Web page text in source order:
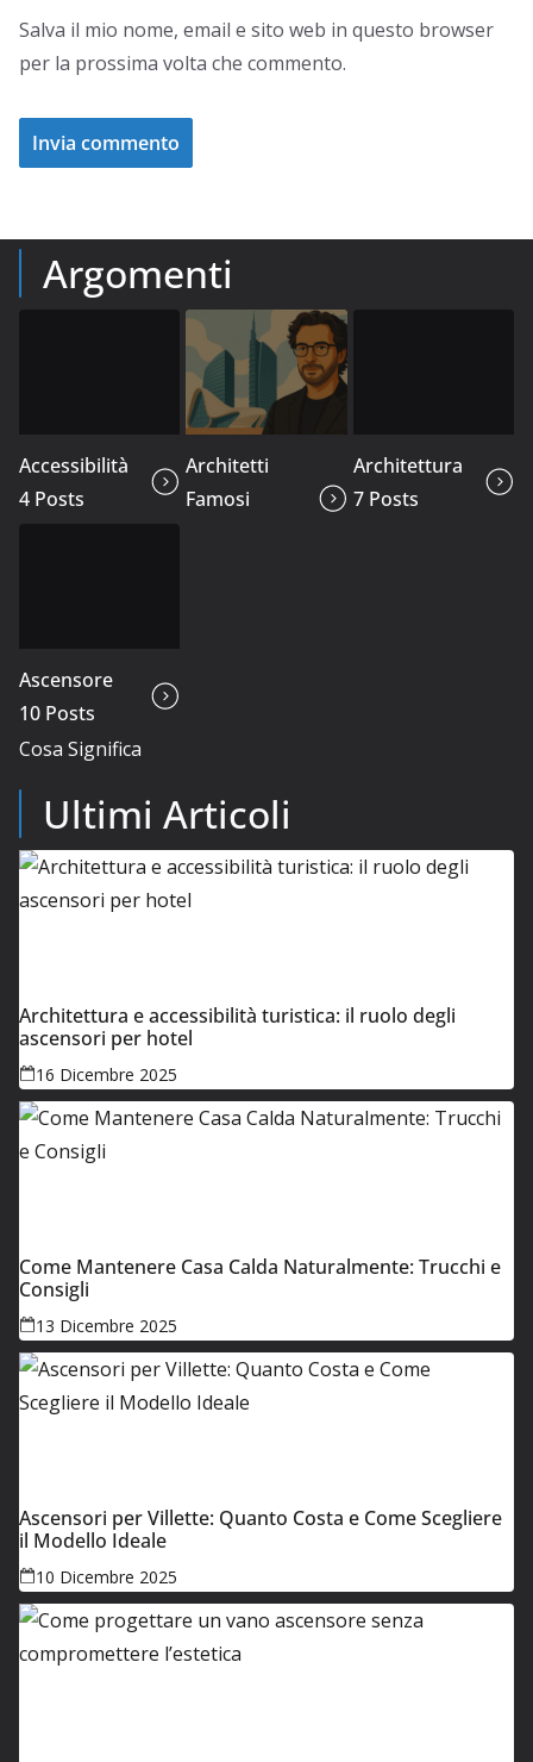
Salva il mio nome, email e sito web in questo browser
per la prossima volta che commento.
Argomenti
Accessibilità
4 Posts
Architetti
Famosi
Architettura
7 Posts
Ascensore
10 Posts
Cosa Significa
Ultimi Articoli
Architettura e accessibilità turistica: il ruolo degli
ascensori per hotel
16 Dicembre 2025
Come Mantenere Casa Calda Naturalmente: Trucchi e
Consigli
13 Dicembre 2025
Ascensori per Villette: Quanto Costa e Come Scegliere
il Modello Ideale
10 Dicembre 2025